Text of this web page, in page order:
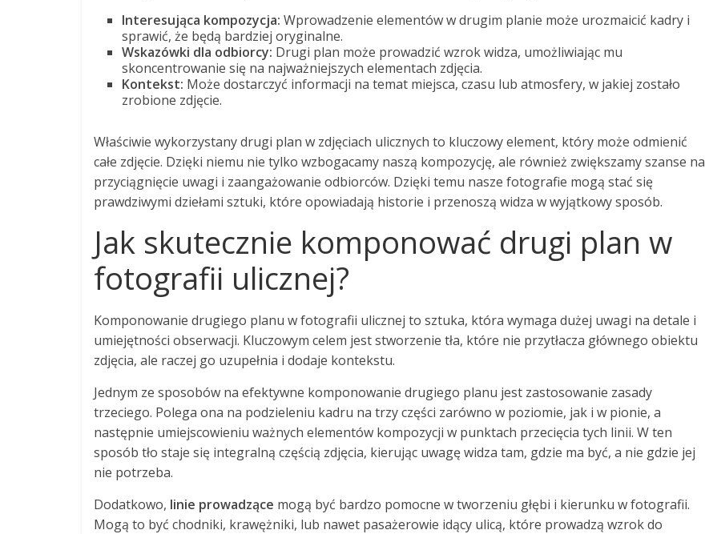
Interesująca kompozycja: Wprowadzenie elementów w drugim planie może urozmaicić kadry i
sprawić, że będą bardziej oryginalne.
Wskazówki dla odbiorcy: Drugi plan może prowadzić wzrok widza, umożliwiając mu
skoncentrowanie się na najważniejszych elementach zdjęcia.
Kontekst: Może dostarczyć informacji na temat miejsca, czasu lub atmosfery, w jakiej zostało
zrobione zdjęcie.
Właściwie wykorzystany drugi plan w zdjęciach ulicznych to kluczowy element, który może odmienić
całe zdjęcie. Dzięki niemu nie tylko wzbogacamy naszą kompozycję, ale również zwiększamy szanse na
przyciągnięcie uwagi i zaangażowanie odbiorców. Dzięki temu nasze fotografie mogą stać się
prawdziwymi dziełami sztuki, które opowiadają historie i przenoszą widza w wyjątkowy sposób.
Jak skutecznie komponować drugi plan w
fotografii ulicznej?
Komponowanie drugiego planu w fotografii ulicznej to sztuka, która wymaga dużej uwagi na detale i
umiejętności obserwacji. Kluczowym celem jest stworzenie tła, które nie przytłacza głównego obiektu
zdjęcia, ale raczej go uzupełnia i dodaje kontekstu.
Jednym ze sposobów na efektywne komponowanie drugiego planu jest zastosowanie zasady
trzeciego. Polega ona na podzieleniu kadru na trzy części zarówno w poziomie, jak i w pionie, a
następnie umiejscowieniu ważnych elementów kompozycji w punktach przecięcia tych linii. W ten
sposób tło staje się integralną częścią zdjęcia, kierując uwagę widza tam, gdzie ma być, a nie gdzie jej
nie potrzeba.
Dodatkowo, linie prowadzące mogą być bardzo pomocne w tworzeniu głębi i kierunku w fotografii.
Mogą to być chodniki, krawężniki, lub nawet pasażerowie idący ulicą, które prowadzą wzrok do